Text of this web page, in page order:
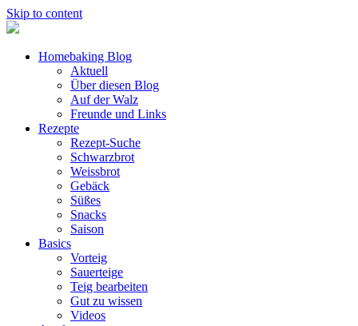
Skip to content
Homebaking Blog
Aktuell
Über diesen Blog
Auf der Walz
Freunde und Links
Rezepte
Rezept-Suche
Schwarzbrot
Weissbrot
Gebäck
Süßes
Snacks
Saison
Basics
Vorteig
Sauerteige
Teig bearbeiten
Gut zu wissen
Videos